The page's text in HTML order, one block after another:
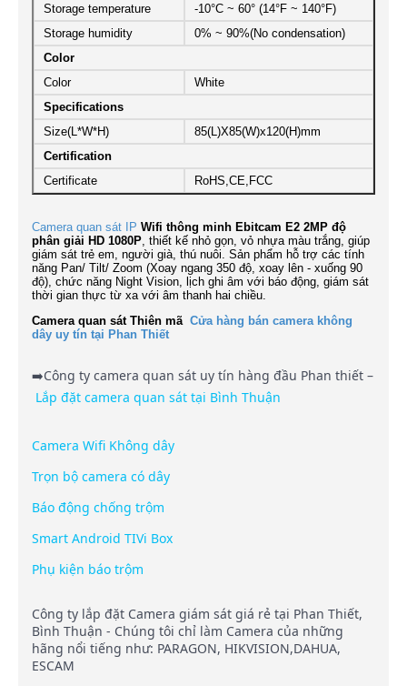
Storage temperature
-10°C ~ 60° (14°F ~ 140°F)
Storage humidity
0% ~ 90%(No condensation)
Color
Color
White
Specifications
Size(L*W*H)
85(L)X85(W)x120(H)mm
Certification
Certificate
RoHS,CE,FCC
Camera quan sát IP Wifi thông minh Ebitcam E2 2MP độ
phân giải HD 1080P , thiết kế nhỏ gọn, vỏ nhựa màu trắng, giúp
giám sát trẻ em, người già, thú nuôi. Sản phẩm hỗ trợ các tính
năng Pan/ Tilt/ Zoom (Xoay ngang 350 độ, xoay lên - xuống 90
độ), chức năng Night Vision, lịch ghi âm với báo động, giám sát
thời gian thực từ xa với âm thanh hai chiều.
Camera quan sát Thiên mã Cửa hàng bán camera không
dây uy tín tại Phan Thiết
➡️Công ty camera quan sát uy tín hàng đầu Phan thiết –
Lắp đặt camera quan sát tại Bình Thuận
Camera Wifi Không dây
Trọn bộ camera có dây
Báo động chống trộm
Smart Android TIVi Box
Phụ kiện báo trộm
Công ty lắp đặt Camera giám sát giá rẻ tại Phan Thiết,
Bình Thuận - Chúng tôi chỉ làm Camera của những
hãng nổi tiếng như: PARAGON, HIKVISION,DAHUA,
ESCAM